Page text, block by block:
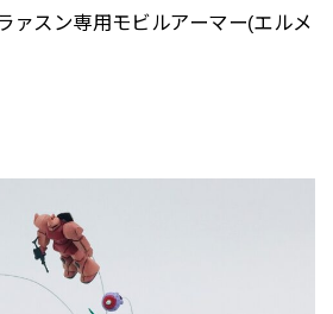
ァスン専用モビルアーマー(エルメ